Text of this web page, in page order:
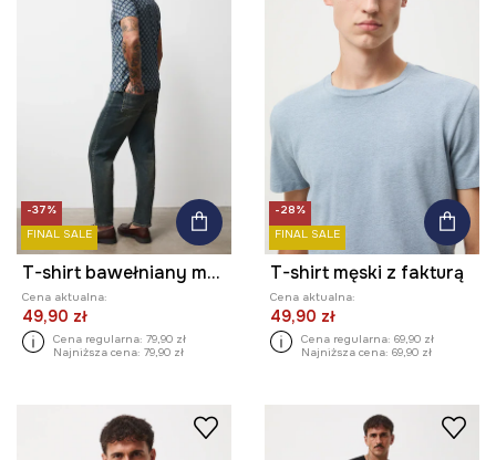
-37%
FINAL SALE
T-shirt bawełniany męski wzorzysty
Cena aktualna:
49,90 zł
Cena regularna: 79,90 zł
Najniższa cena: 79,90 zł
-28%
FINAL SALE
T-shirt męski z fakturą
Cena aktualna:
49,90 zł
Cena regularna: 69,90 zł
Najniższa cena: 69,90 zł